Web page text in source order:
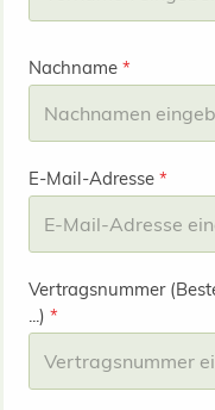
Nachname *
E-Mail-Adresse *
Vertragsnummer
...) *